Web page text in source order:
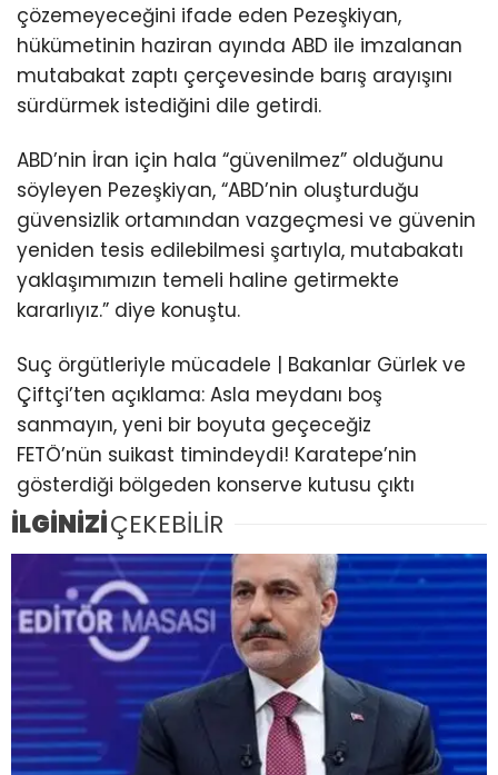
çözemeyeceğini ifade eden Pezeşkiyan,
hükümetinin haziran ayında ABD ile imzalanan
mutabakat zaptı çerçevesinde barış arayışını
sürdürmek istediğini dile getirdi.
ABD’nin İran için hala “güvenilmez” olduğunu
söyleyen Pezeşkiyan, “ABD’nin oluşturduğu
güvensizlik ortamından vazgeçmesi ve güvenin
yeniden tesis edilebilmesi şartıyla, mutabakatı
yaklaşımımızın temeli haline getirmekte
kararlıyız.” diye konuştu.
Suç örgütleriyle mücadele | Bakanlar Gürlek ve
Çiftçi’ten açıklama: Asla meydanı boş
sanmayın, yeni bir boyuta geçeceğiz
FETÖ’nün suikast timindeydi! Karatepe’nin
gösterdiği bölgeden konserve kutusu çıktı
İLGİNİZİÇEKEBİLİR